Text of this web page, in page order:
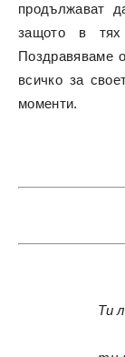
продължават
защото в
Поздравяваме
всичко за
моменти.
Ти